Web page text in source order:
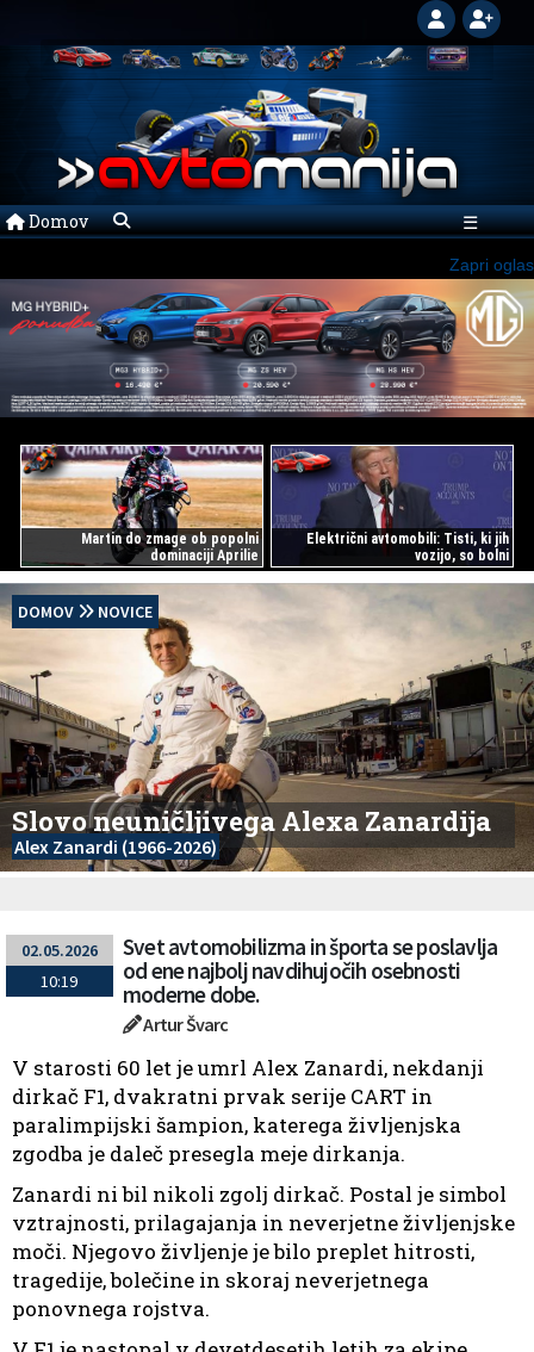
Domov ☰
Zapri oglas
Martin do zmage ob popolni
dominaciji Aprilie
Električni avtomobili: Tisti, ki jih
vozijo, so bolni
DOMOV NOVICE
Slovo neuničljivega Alexa Zanardija
Alex Zanardi (1966-2026)
02.05.2026
10:19
Svet avtomobilizma in športa se poslavlja
od ene najbolj navdihujočih osebnosti
moderne dobe.
Artur Švarc
V starosti 60 let je umrl Alex Zanardi, nekdanji
dirkač F1, dvakratni prvak serije CART in
paralimpijski šampion, katerega življenjska
zgodba je daleč presegla meje dirkanja.
Zanardi ni bil nikoli zgolj dirkač. Postal je simbol
vztrajnosti, prilagajanja in neverjetne življenjske
moči. Njegovo življenje je bilo preplet hitrosti,
tragedije, bolečine in skoraj neverjetnega
ponovnega rojstva.